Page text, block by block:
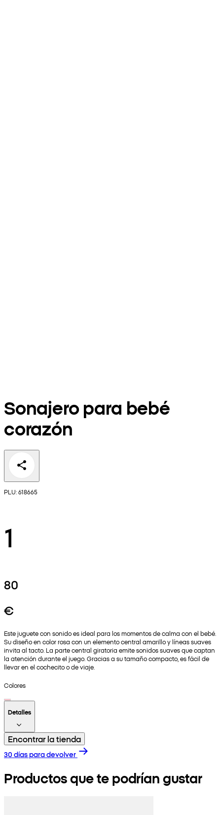
Sonajero para bebé
corazón
PLU: 618665
1
80
€
Este juguete con sonido es ideal para los momentos de calma con el bebé.
Su diseño en color rosa con un elemento central amarillo y líneas suaves
invita al tacto. La parte central giratoria emite sonidos suaves que captan
la atención durante el juego. Gracias a su tamaño compacto, es fácil de
llevar en el cochecito o de viaje.
Colores
Detalles
Encontrar la tienda
30 días para devolver
Productos que te podrían gustar